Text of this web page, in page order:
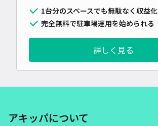
1台分のスペースでも無駄なく収益化
完全無料で駐車場運用を始められる
詳しく見る
アキッパについて